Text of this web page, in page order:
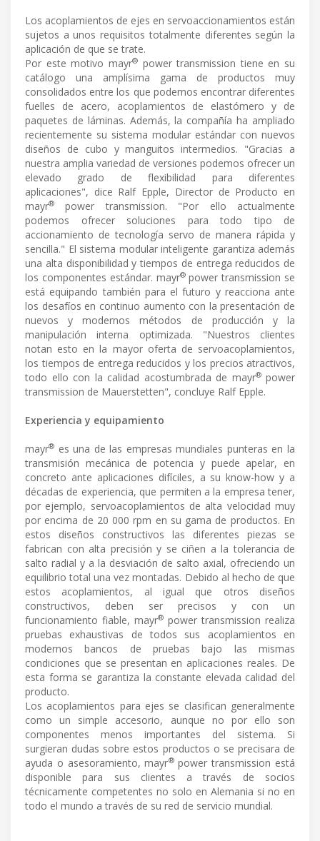
Los acoplamientos de ejes en servoaccionamientos están
sujetos a unos requisitos totalmente diferentes según la
aplicación de que se trate.
Por este motivo mayr®power transmission tiene en su
catálogo una amplísima gama de productos muy
consolidados entre los que podemos encontrar diferentes
fuelles de acero, acoplamientos de elastómero y de
paquetes de láminas. Además, la compañía ha ampliado
recientemente su sistema modular estándar con nuevos
diseños de cubo y manguitos intermedios. "Gracias a
nuestra amplia variedad de versiones podemos ofrecer un
elevado grado de flexibilidad para diferentes
aplicaciones", dice Ralf Epple, Director de Producto en
mayr®
power transmission. "Por ello actualmente
podemos ofrecer soluciones para todo tipo de
accionamiento de tecnología servo de manera rápida y
sencilla." El sistema modular inteligente garantiza además
una alta disponibilidad y tiempos de entrega reducidos de
los componentes estándar. mayr®power transmission se
está equipando también para el futuro y reacciona ante
los desafíos en continuo aumento con la presentación de
nuevos y modernos métodos de producción y la
manipulación interna optimizada. "Nuestros clientes
notan esto en la mayor oferta de servoacoplamientos,
los tiempos de entrega reducidos y los precios atractivos,
todo ello con la calidad acostumbrada de mayr®power
transmission de Mauerstetten", concluye Ralf Epple.
Experiencia y equipamiento
mayr® es una de las empresas mundiales punteras en la
transmisión mecánica de potencia y puede apelar, en
concreto ante aplicaciones difíciles, a su know-how y a
décadas de experiencia, que permiten a la empresa tener,
por ejemplo, servoacoplamientos de alta velocidad muy
por encima de 20 000 rpm en su gama de productos. En
estos diseños constructivos las diferentes piezas se
fabrican con alta precisión y se ciñen a la tolerancia de
salto radial y a la desviación de salto axial, ofreciendo un
equilibrio total una vez montadas. Debido al hecho de que
estos acoplamientos, al igual que otros diseños
constructivos, deben ser precisos y con un
funcionamiento fiable, mayr® power transmission realiza
pruebas exhaustivas de todos sus acoplamientos en
modernos bancos de pruebas bajo las mismas
condiciones que se presentan en aplicaciones reales. De
esta forma se garantiza la constante elevada calidad del
producto.
Los acoplamientos para ejes se clasifican generalmente
como un simple accesorio, aunque no por ello son
componentes menos importantes del sistema. Si
surgieran dudas sobre estos productos o se precisara de
ayuda o asesoramiento, mayr®power transmission está
disponible para sus clientes a través de socios
técnicamente competentes no solo en Alemania si no en
todo el mundo a través de su red de servicio mundial.